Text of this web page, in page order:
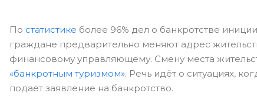
По статистике более 96% дел о банкротстве
граждане предварительно меняют адрес
финансовому управляющему. Смену места
«банкротным туризмом». Речь идёт о ситуациях,
подаёт заявление на банкротство.